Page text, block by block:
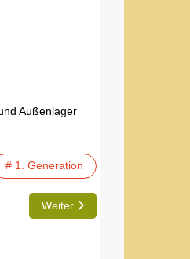
Außenlager
# 1. Generation
Nächster Beitrag:
Weiter